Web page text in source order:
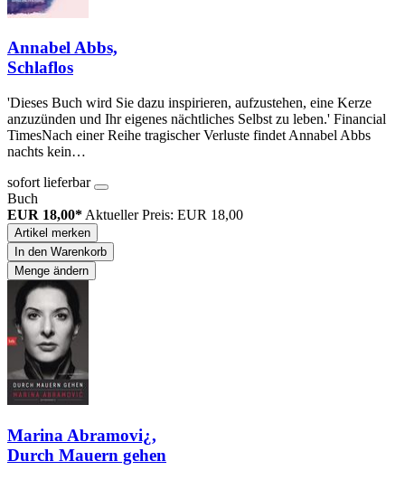
Annabel Abbs,
Schlaflos
'Dieses Buch wird Sie dazu inspirieren, aufzustehen, eine Kerze
anzuzünden und Ihr eigenes nächtliches Selbst zu leben.' Financial
TimesNach einer Reihe tragischer Verluste findet Annabel Abbs
nachts kein…
sofort lieferbar
Buch
EUR 18,00* Aktueller Preis: EUR 18,00
Artikel merken
In den Warenkorb
Menge ändern
Marina Abramovi¿,
Durch Mauern gehen